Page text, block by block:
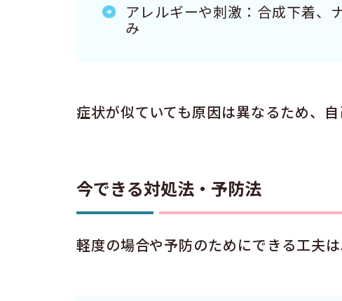
アレルギーや刺激：合成下着、
み
症状が似ていても原因は異なるため、
今できる対処法・予防法
軽度の場合や予防のためにできる工夫は